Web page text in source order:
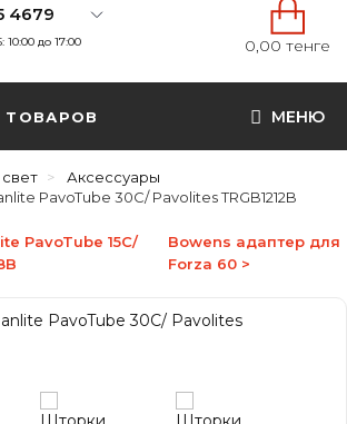
4679
10:00 до 17:00 0,00 тенге
ТОВАРОВ МЕНЮ
Аксессуары
PavoTube 30C/ Pavolites TRGB1212B
PavoTube 15C/
Bowens адаптер для
Forza 60 >